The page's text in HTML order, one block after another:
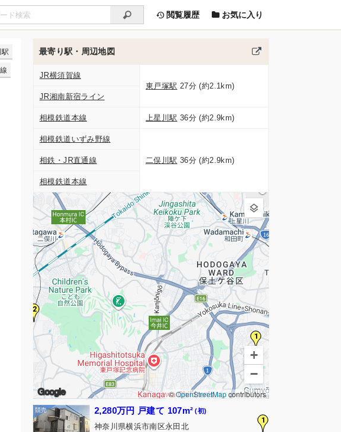
閲覧履歴 お気に入り
駅 最寄り駅・周辺地図
JR横須賀線
東戸塚駅 27分 (約2.1km)
JR湘南新宿ライン
相模鉄道本線 上星川駅 36分 (約2.9km)
相模鉄道いずみ野線
二俣川駅 36分 (約2.9km)
相鉄・JR直通線
相模鉄道本線
1
2
Google
+
−
©OpenStreetMapcontributors
1
2,280万円 戸建て 107m² (初)
神奈川県横浜市南区永田北